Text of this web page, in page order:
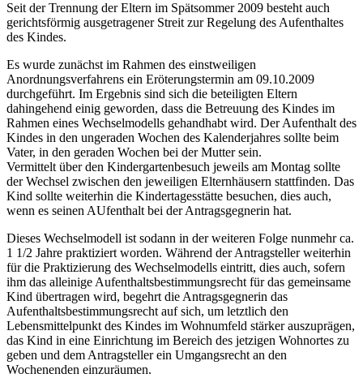
Seit der Trennung der Eltern im Spätsommer 2009 besteht auch
gerichtsförmig ausgetragener Streit zur Regelung des Aufenthaltes
des Kindes.
Es wurde zunächst im Rahmen des einstweiligen
Anordnungsverfahrens ein Eröterungstermin am 09.10.2009
durchgeführt. Im Ergebnis sind sich die beteiligten Eltern
dahingehend einig geworden, dass die Betreuung des Kindes im
Rahmen eines Wechselmodells gehandhabt wird. Der Aufenthalt des
Kindes in den ungeraden Wochen des Kalenderjahres sollte beim
Vater, in den geraden Wochen bei der Mutter sein.
Vermittelt über den Kindergartenbesuch jeweils am Montag sollte
der Wechsel zwischen den jeweiligen Elternhäusern stattfinden. Das
Kind sollte weiterhin die Kindertagesstätte besuchen, dies auch,
wenn es seinen AUfenthalt bei der Antragsgegnerin hat.
Dieses Wechselmodell ist sodann in der weiteren Folge nunmehr ca.
1 1/2 Jahre praktiziert worden. Während der Antragsteller weiterhin
für die Praktizierung des Wechselmodells eintritt, dies auch, sofern
ihm das alleinige Aufenthaltsbestimmungsrecht für das gemeinsame
Kind übertragen wird, begehrt die Antragsgegnerin das
Aufenthaltsbestimmungsrecht auf sich, um letztlich den
Lebensmittelpunkt des Kindes im Wohnumfeld stärker auszuprägen,
das Kind in eine Einrichtung im Bereich des jetzigen Wohnortes zu
geben und dem Antragsteller ein Umgangsrecht an den
Wochenenden einzuräumen.